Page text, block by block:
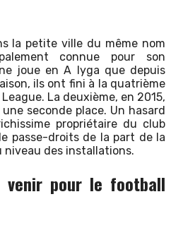
la petite ville du même nom
connue pour son
joue en A lyga que depuis
ils ont fini à la quatrième
La deuxième, en 2015,
seconde place. Un hasard
propriétaire du club
passe-droits de la part de la
des installations.
venir pour le football